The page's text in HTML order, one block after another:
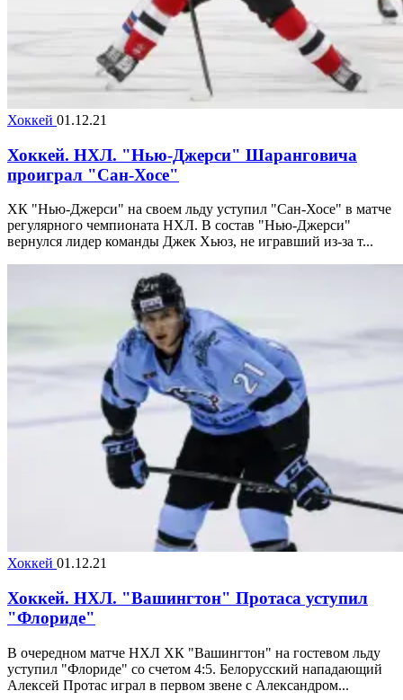
Хоккей 01.12.21
Хоккей. НХЛ. "Нью-Джерси" Шаранговича
проиграл "Сан-Хосе"
ХК "Нью-Джерси" на своем льду уступил "Сан-Хосе" в матче
регулярного чемпионата НХЛ. В состав "Нью-Джерси"
вернулся лидер команды Джек Хьюз, не игравший из-за т...
Хоккей 01.12.21
Хоккей. НХЛ. "Вашингтон" Протаса уступил
"Флориде"
В очередном матче НХЛ ХК "Вашингтон" на гостевом льду
уступил "Флориде" со счетом 4:5. Белорусский нападающий
Алексей Протас играл в первом звене с Александром...